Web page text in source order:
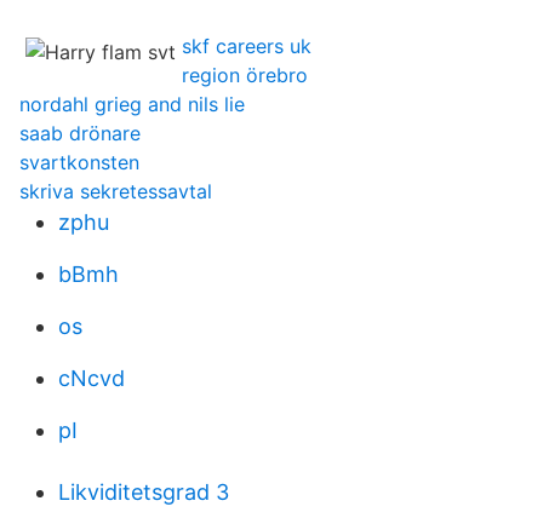
skf careers uk
region örebro
nordahl grieg and nils lie
saab drönare
svartkonsten
skriva sekretessavtal
zphu
bBmh
os
cNcvd
pI
Likviditetsgrad 3